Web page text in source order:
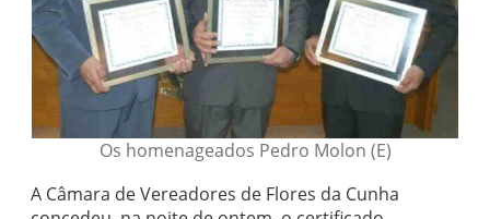
Os homenageados Pedro Molon (E)
A Câmara de Vereadores de Flores da Cunha